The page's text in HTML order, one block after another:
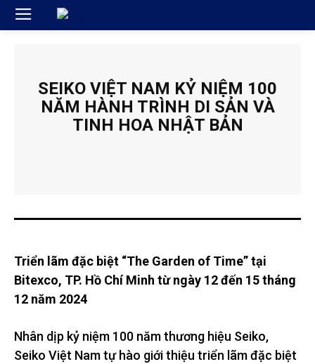
SEIKO VIỆT NAM KỶ NIỆM 100
NĂM HÀNH TRÌNH DI SẢN VÀ
TINH HOA NHẬT BẢN
Triển lãm đặc biệt “The Garden of Time” tại
Bitexco, TP. Hồ Chí Minh từ ngày 12 đến 15 tháng
12 năm 2024
Nhân dịp kỷ niệm 100 năm thương hiệu Seiko,
Seiko Việt Nam tự hào giới thiệu triển lãm đặc biệt